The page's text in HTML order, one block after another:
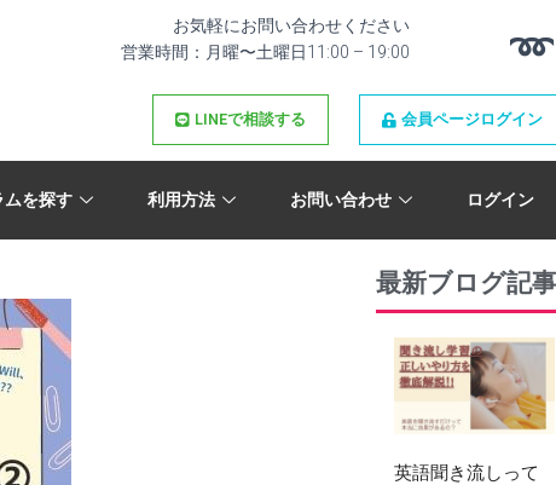
お気軽にお問い合わせください
営業時間：月曜〜土曜日11:00 – 19:00
➿
LINEで相談する 会員ページログイン
ムを探す 利用方法 お問い合わせ ログイン
最新ブログ記事
英語聞き流しって